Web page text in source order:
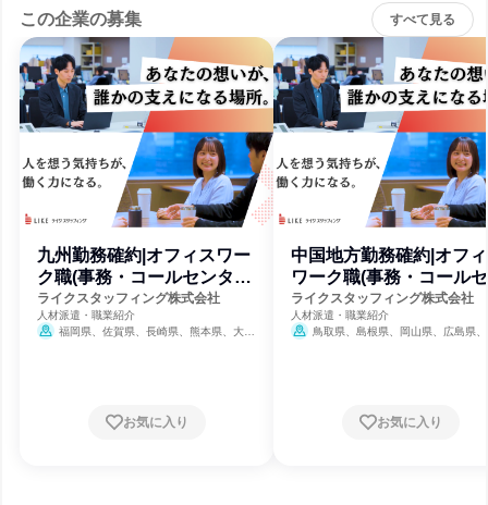
この企業の募集 すべて見る
九州勤務確約|オフィスワー
ク職(事務・コールセンタ
ー)
ライクスタッフィング株式会社
人材派遣・職業紹介
福岡県、佐賀県、長崎県、熊本県、大分
お気に入り
中国地方勤務確約|オフ
ワーク職(事務・コール
タ
ライクスタッフィング株式会社
人材派遣・職業紹介
鳥取県、島根県、岡山県、広島県
お気に入り